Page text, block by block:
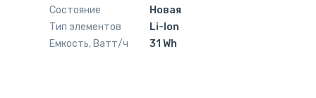
Состояние
Новая
Тип элементов
Li-Ion
Емкость, Ватт/ч
31 Wh